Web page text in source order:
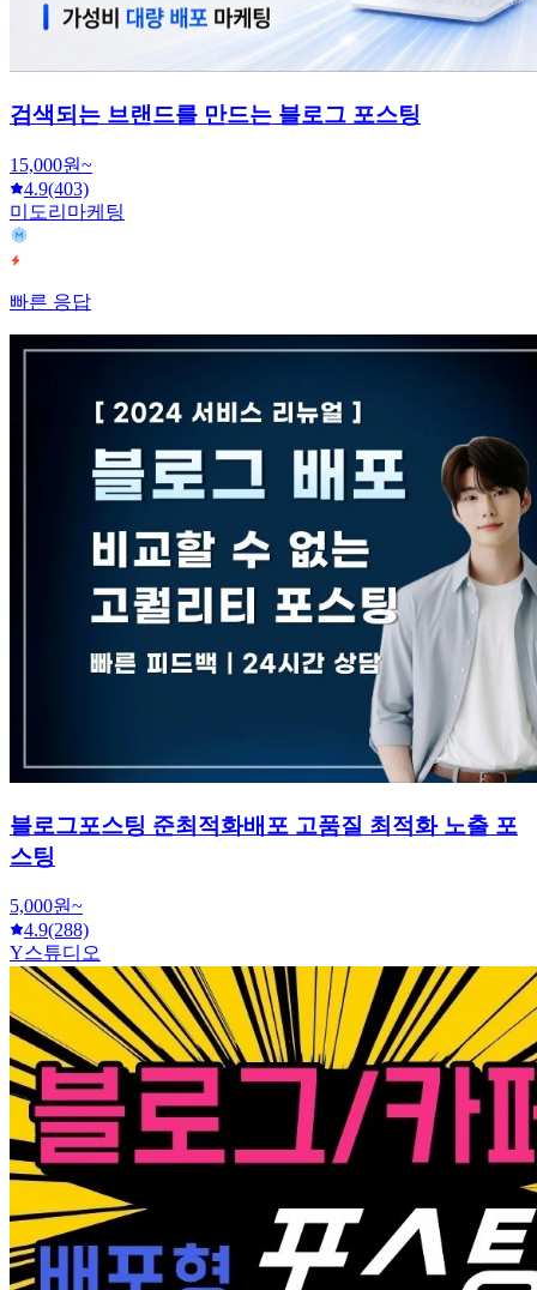
검색되는 브랜드를 만드는 블로그 포스팅
15,000원~
4.9(403)
미도리마케팅
빠른 응답
블로그포스팅 준최적화배포 고품질 최적화 노출 포
스팅
5,000원~
4.9(288)
Y스튜디오